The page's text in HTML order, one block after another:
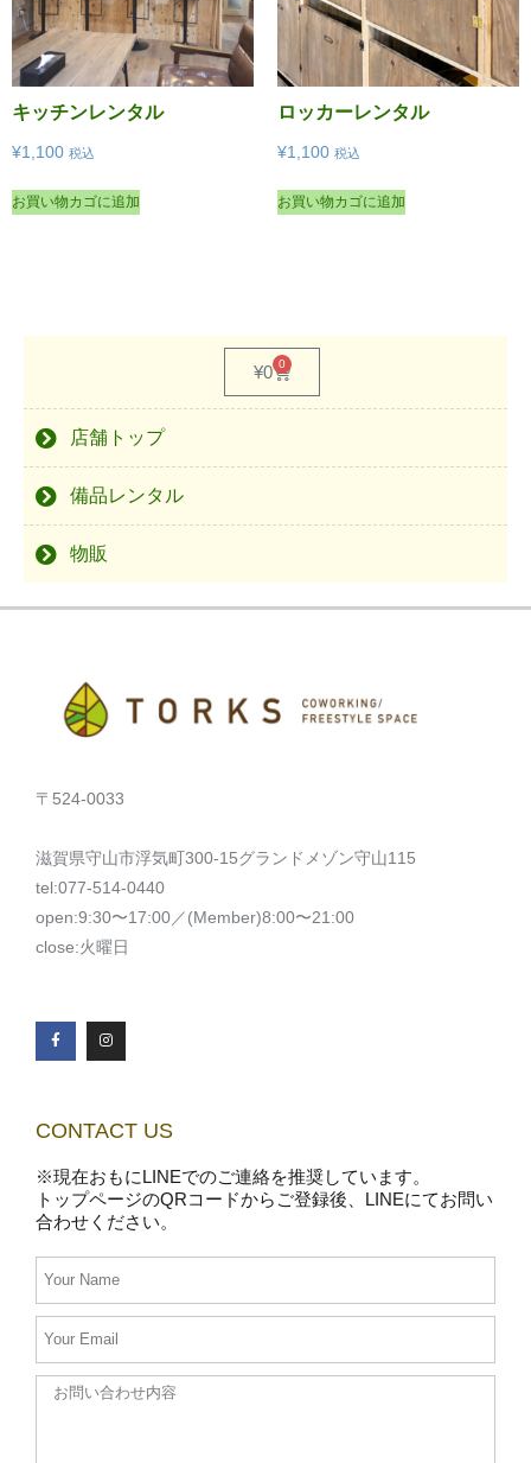
キッチンレンタル
¥1,100 税込
お買い物カゴに追加
ロッカーレンタル
¥1,100 税込
お買い物カゴに追加
¥0 0
店舗トップ
備品レンタル
物販
〒524-0033
滋賀県守山市浮気町300-15グランドメゾン守山115
tel:077-514-0440
open:9:30〜17:00／(Member)8:00〜21:00
close:火曜日
CONTACT US
※現在おもにLINEでのご連絡を推奨しています。
トップページのQRコードからご登録後、LINEにてお問い
合わせください。